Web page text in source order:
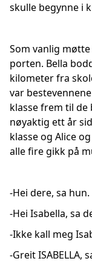
skulle begynne i
Som vanlig
porten. Bella
kilometer fra
var
klasse frem til
nøyaktig ett år
klasse og Alice
alle fire gikk på
-Hei dere, sa hun.
-Hei Isabella, sa
-Ikke kall meg
-Greit ISABELLA,